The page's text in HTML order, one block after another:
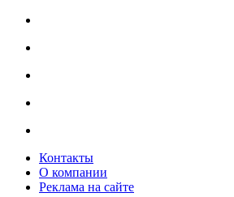
Контакты
О компании
Реклама на сайте